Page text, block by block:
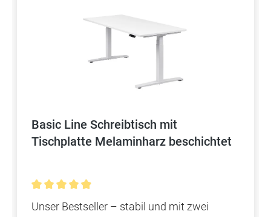
Basic Line Schreibtisch mit
Tischplatte Melaminharz beschichtet
Durchschnittliche Bewertung von 4.9 von 5
Unser Bestseller – stabil und mit zwei